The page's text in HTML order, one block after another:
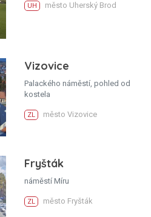
UH město Uherský Brod
Vizovice
Palackého náměstí, pohled od
kostela
ZL město Vizovice
Fryšták
náměstí Míru
ZL město Fryšták